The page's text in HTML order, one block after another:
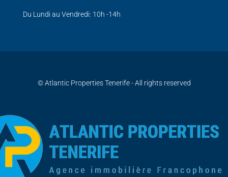
Du Lundi au Vendredi: 10h -14h
© Atlantic Properties Tenerife - All rights reserved